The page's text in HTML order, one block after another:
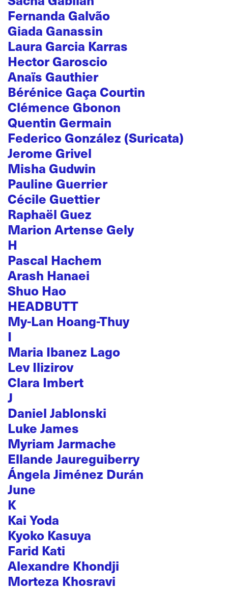
Fernanda Galvão
Giada Ganassin
Laura Garcia Karras
Hector Garoscio
Anaïs Gauthier
Bérénice Gaça Courtin
Clémence Gbonon
Quentin Germain
Federico González (Suricata)
Jerome Grivel
Misha Gudwin
Pauline Guerrier
Cécile Guettier
Raphaël Guez
Marion Artense Gely
H
Pascal Hachem
Arash Hanaei
Shuo Hao
HEADBUTT
My-Lan Hoang-Thuy
I
Maria Ibanez Lago
Lev Ilizirov
Clara Imbert
J
Daniel Jablonski
Luke James
Myriam Jarmache
Ellande Jaureguiberry
Ángela Jiménez Durán
June
K
Kai Yoda
Kyoko Kasuya
Farid Kati
Alexandre Khondji
Morteza Khosravi